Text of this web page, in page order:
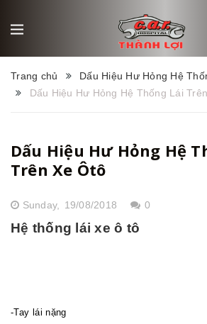
Trang chủ
Dấu Hiệu Hư Hỏng Hệ
Dấu Hiệu Hư Hỏng Hệ Thống Lái
Dấu Hiệu Hư Hỏng Hệ
Trên Xe Ôtô
Sunday, 19/08/2018 0
Hệ thống lái xe ô tô
-Tay lái nặng